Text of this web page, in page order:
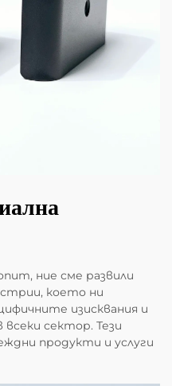
ние сме развили
което ни
изисквания и
сектор. Тези
продукти и услуги